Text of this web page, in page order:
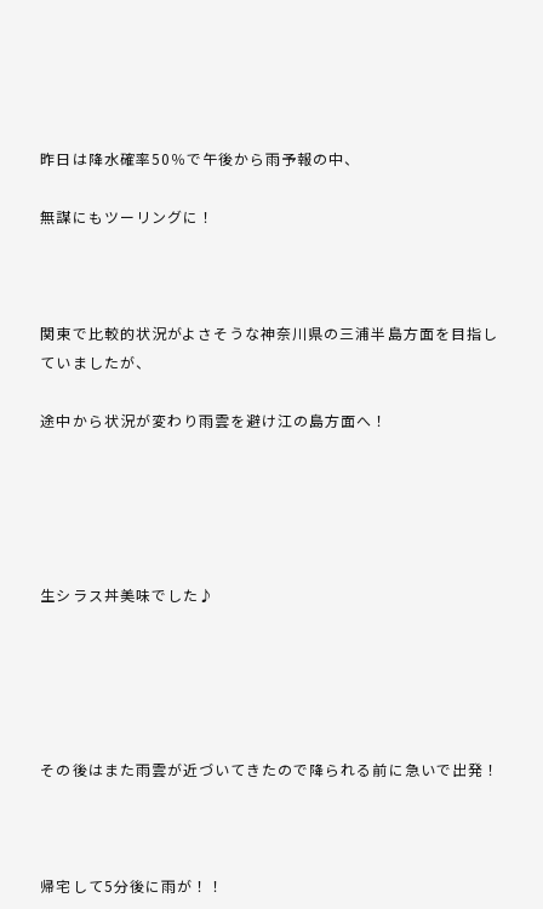
昨日は降水確率50％で午後から雨予報の中、
無謀にもツーリングに！
関東で比較的状況がよさそうな神奈川県の三浦半島方面を目指し
ていましたが、
途中から状況が変わり雨雲を避け江の島方面へ！
生シラス丼美味でした♪
その後はまた雨雲が近づいてきたので降られる前に急いで出発！
帰宅して5分後に雨が！！